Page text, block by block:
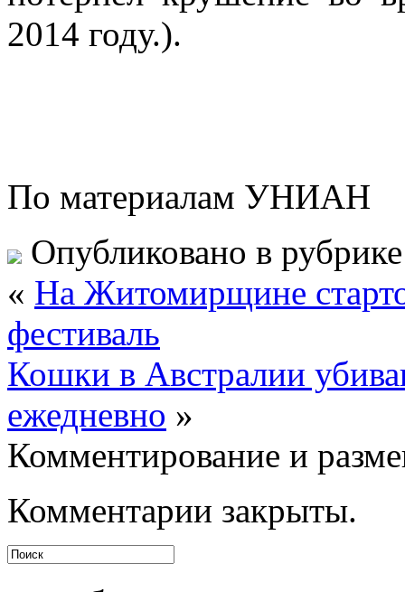
2014 году.).
По материалам УНИАН
Опубликовано в
« На Житомирщине
фестиваль
Кошки в Австралии
ежедневно »
Комментирование и
Комментарии закрыты.